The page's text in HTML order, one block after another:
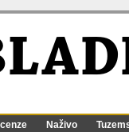
Naživo